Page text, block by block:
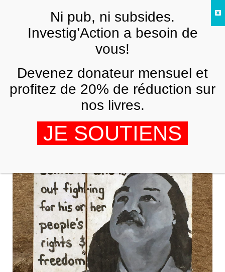
Des États-Unis à l’ONU, réclamer
justice pour Leonard Peltier
FELIPE ROMAN LOZANO
ANALYSES ET TÉMOIGNAGES
FRNi pub, ni subsides.
Investig’Action a besoin de
vous!
Devenez donateur mensuel et
profitez de 20% de réduction sur
nos livres.
JE SOUTIENS